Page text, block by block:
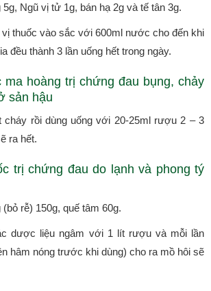
Ngũ vị tử 1g, bán hạ 2g và tế tân 3g.
thuốc vào sắc với 600ml nước cho đến khi
đều thành 3 lần uống hết trong ngày.
ma hoàng trị chứng đau bụng, chảy
sản hậu
cháy rồi dùng uống với 20-25ml rượu 2 – 3
ra hết.
trị chứng đau do lạnh và phong tý
rễ) 150g, quế tâm 60g.
dược liệu ngâm với 1 lít rượu và mỗi lần
hâm nóng trước khi dùng) cho ra mồ hôi sẽ